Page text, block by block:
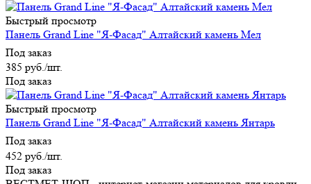
Быстрый просмотр
Панель Grand Line "Я-Фасад" Алтайский камень Мел
Под заказ
385 руб./шт.
Под заказ
Быстрый просмотр
Панель Grand Line "Я-Фасад" Алтайский камень Янтарь
Под заказ
452 руб. /шт.
Под заказ